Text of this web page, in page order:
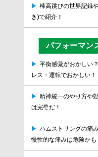
▶ 棒高跳びの世界記録
き)で紹介！
パフォーマン
▶ 平衡感覚がおかしい
レス・運転でおかしい！
▶ 精神統一のやり方や
は完璧だ！
▶ ハムストリングの痛
慢性的な痛みは危険かも